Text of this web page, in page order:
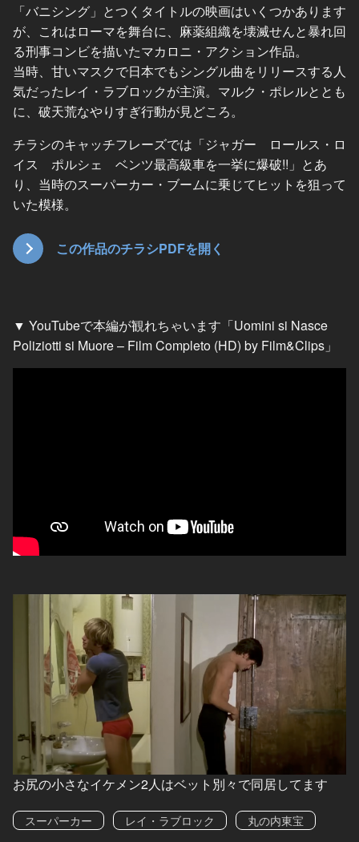
「バニシング」とつくタイトルの映画はいくつかあります
が、これはローマを舞台に、麻薬組織を壊滅せんと暴れ回
る刑事コンビを描いたマカロニ・アクション作品。
当時、甘いマスクで日本でもシングル曲をリリースする人
気だったレイ・ラブロックが主演。マルク・ポレルととも
に、破天荒なやりすぎ行動が見どころ。
チラシのキャッチフレーズでは「ジャガー ロールス・ロ
イス ポルシェ ベンツ最高級車を一挙に爆破!!」とあ
り、当時のスーパーカー・ブームに乗じてヒットを狙って
いた模様。
この作品のチラシPDFを開く
▼ YouTubeで本編が観れちゃいます「Uomini si Nasce
Poliziotti si Muore – Film Completo (HD) by Film&Clips」
お尻の小さなイケメン2人はベット別々で同居してます
スーパーカー レイ・ラブロック 丸の内東宝